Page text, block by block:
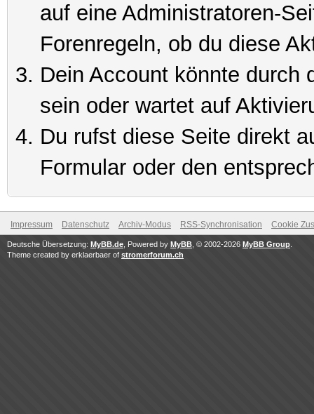
auf eine Administratoren-
Forenregeln, ob du diese
Dein Account könnte durch
sein oder wartet auf
Du rufst diese Seite direkt
Formular oder den
Impressum Datenschutz Archiv-Modus RSS-Synchronisation Cookie
Deutsche Übersetzung: MyBB.de , Powered by MyBB , © 2002-2026 MyBB Group
Theme created by erklaerbaer of stromerforum.ch